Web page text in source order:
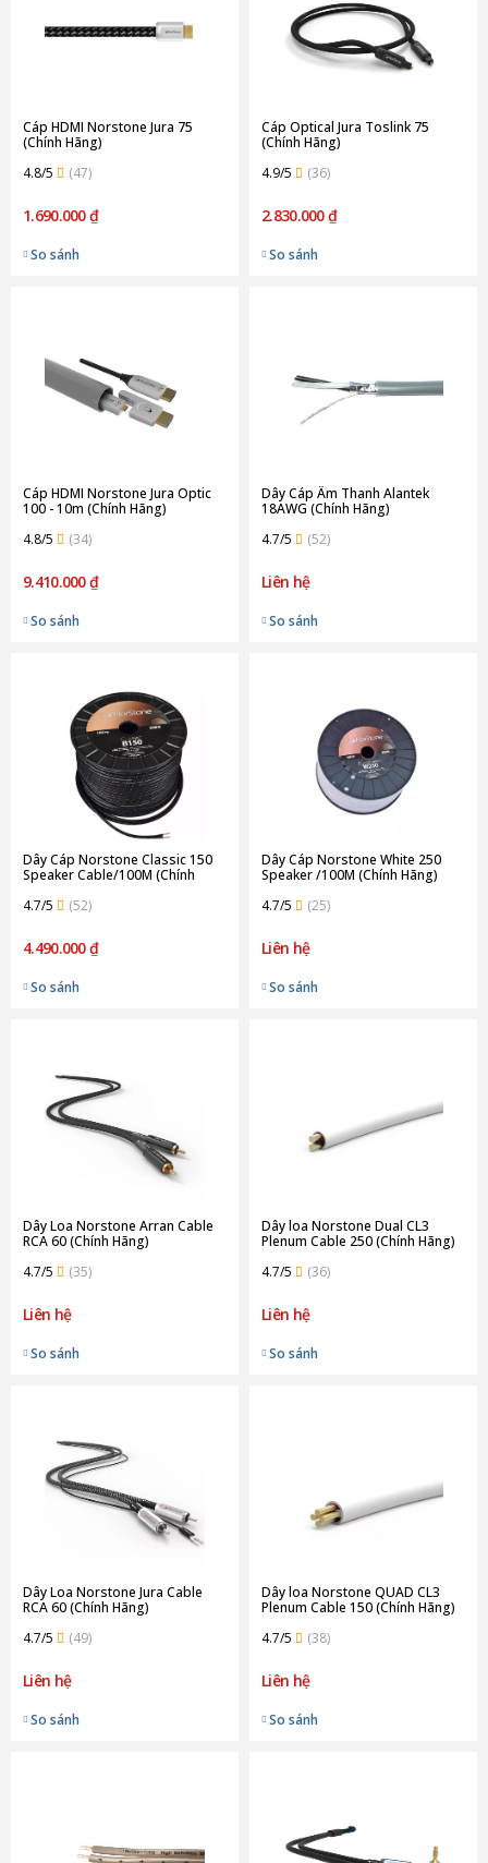
Cáp HDMI Norstone Jura 75
(Chính Hãng)
4.8/5
(47)
1.690.000 ₫
So sánh
Cáp Optical Jura Toslink 75
(Chính Hãng)
4.9/5
(36)
2.830.000 ₫
So sánh
Cáp HDMI Norstone Jura Optic
100 - 10m (Chính Hãng)
4.8/5
(34)
9.410.000 ₫
So sánh
Dây Cáp Âm Thanh Alantek
18AWG (Chính Hãng)
4.7/5
(52)
Liên hệ
So sánh
Dây Cáp Norstone Classic 150
Speaker Cable/100M (Chính
4.7/5
(52)
4.490.000 ₫
So sánh
Dây Cáp Norstone White 250
Speaker /100M (Chính Hãng)
4.7/5
(25)
Liên hệ
So sánh
Dây Loa Norstone Arran Cable
RCA 60 (Chính Hãng)
4.7/5
(35)
Liên hệ
So sánh
Dây loa Norstone Dual CL3
Plenum Cable 250 (Chính Hãng)
4.7/5
(36)
Liên hệ
So sánh
Dây Loa Norstone Jura Cable
RCA 60 (Chính Hãng)
4.7/5
(49)
Liên hệ
So sánh
Dây loa Norstone QUAD CL3
Plenum Cable 150 (Chính Hãng)
4.7/5
(38)
Liên hệ
So sánh